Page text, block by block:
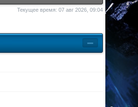
Текущее время: 07 авг 2026, 09:04